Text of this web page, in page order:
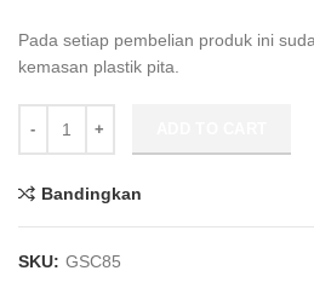
Pada setiap pembelian produk ini
kemasan plastik pita.
Bandingkan
SKU: GSC85